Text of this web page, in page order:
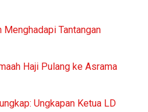
Menghadapi Tantangan
Haji Pulang ke Asrama
Ungkapan Ketua LD